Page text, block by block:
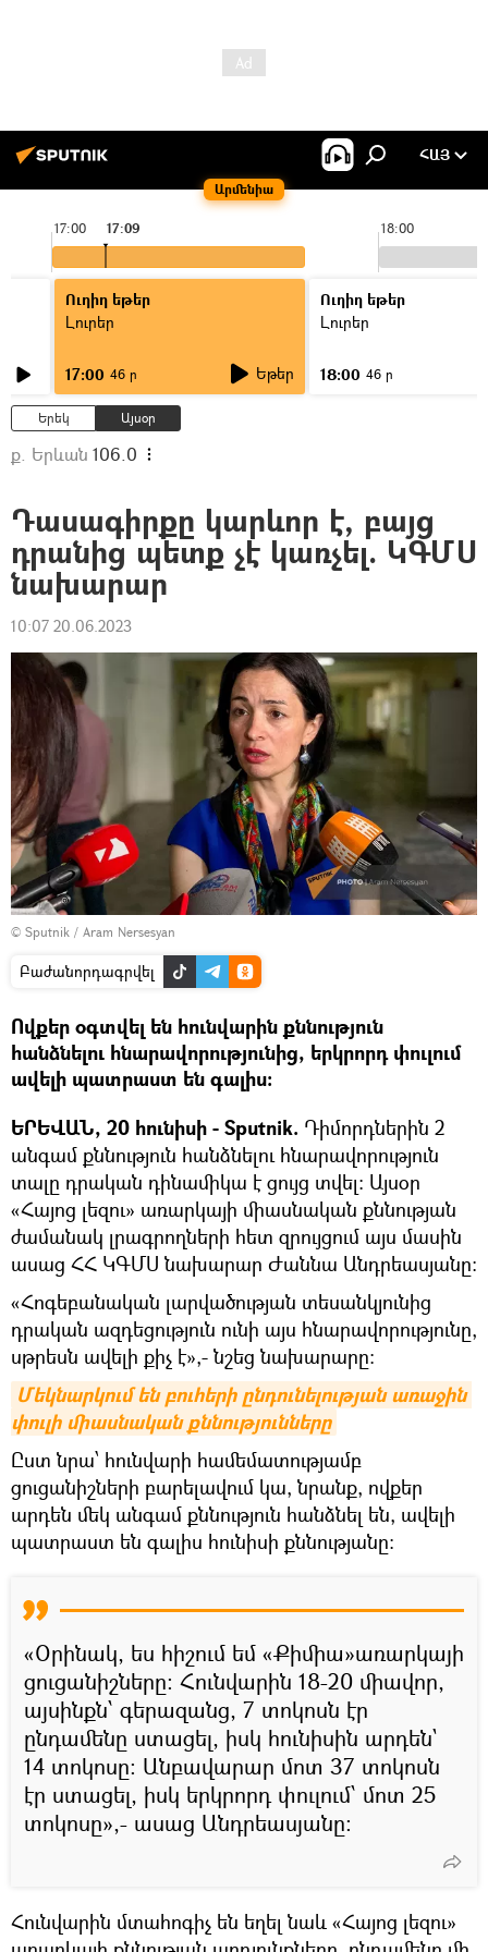
Արմենիա
ՀԱՅ
17:00 18:00
17:09
Ուղիղ եթեր
Լուրեր
17:00 46 ր Եթեր
Ուղիղ եթեր
Լուրեր
18:00 46 ր
Երեկ Այսօր
ք. Երևան 106.0
Դասագիրքը կարևոր է, բայց
դրանից պետք չէ կառչել. ԿԳՄՍ
նախարար
10:07 20.06.2023
© Sputnik / Aram Nersesyan
Բաժանորդագրվել
Ովքեր օգտվել են հունվարին քննություն
հանձնելու հնարավորությունից, երկրորդ փուլում
ավելի պատրաստ են գալիս։
ԵՐԵՎԱՆ, 20 հունիսի - Sputnik. Դիմորդներին 2
անգամ քննություն հանձնելու հնարավորություն
տալը դրական դինամիկա է ցույց տվել։ Այսօր
«Հայոց լեզու» առարկայի միասնական քննության
ժամանակ լրագրողների հետ զրույցում այս մասին
ասաց ՀՀ ԿԳՄՍ նախարար Ժաննա Անդրեասյանը։
«Հոգեբանական լարվածության տեսանկյունից
դրական ազդեցություն ունի այս հնարավորությունը,
սթրեսն ավելի քիչ է»,- նշեց նախարարը։
Մեկնարկում են բուհերի ընդունելության առաջին
փուլի միասնական քննությունները
Ըստ նրա՝ հունվարի համեմատությամբ
ցուցանիշների բարելավում կա, նրանք, ովքեր
արդեն մեկ անգամ քննություն հանձնել են, ավելի
պատրաստ են գալիս հունիսի քննությանը։
«Օրինակ, ես հիշում եմ «Քիմիա»առարկայի
ցուցանիշները։ Հունվարին 18-20 միավոր,
այսինքն՝ գերազանց, 7 տոկոսն էր
ընդամենը ստացել, իսկ հունիսին արդեն`
14 տոկոսը։ Անբավարար մոտ 37 տոկոսն
էր ստացել, իսկ երկրորդ փուլում՝ մոտ 25
տոկոսը»,- ասաց Անդրեասյանը։
Հունվարին մտահոգիչ են եղել նաև «Հայոց լեզու»